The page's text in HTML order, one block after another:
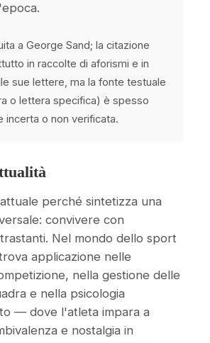
a George Sand; la citazione
in raccolte di aforismi e in
sue lettere, ma la fonte testuale
o lettera specifica) è spesso
incerta o non verificata.
perché sintetizza una
convivere con
Nel mondo dello sport
applicazione nelle
nella gestione delle
e nella psicologia
— dove l'atleta impara a
e nostalgia in